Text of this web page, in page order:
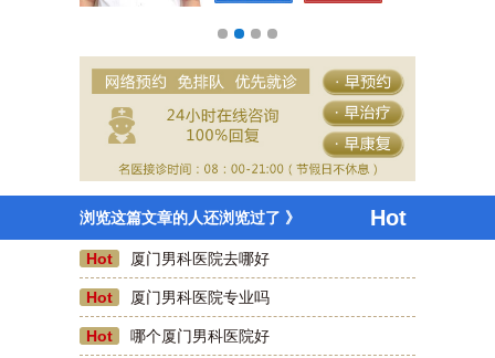
浏览这篇文章的人还浏览过了 》 Hot
Hot 厦门男科医院去哪好
Hot 厦门男科医院专业吗
Hot 哪个厦门男科医院好